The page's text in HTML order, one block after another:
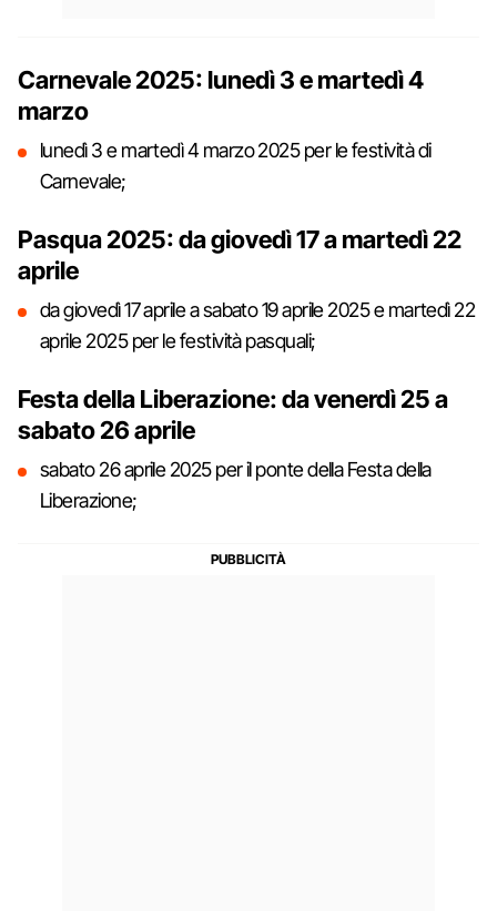
Carnevale 2025: lunedì 3 e martedì 4
marzo
lunedì 3 e martedì 4 marzo 2025 per le festività di
Carnevale;
Pasqua 2025: da giovedì 17 a martedì 22
aprile
da giovedì 17 aprile a sabato 19 aprile 2025 e martedì 22
aprile 2025 per le festività pasquali;
Festa della Liberazione: da venerdì 25 a
sabato 26 aprile
sabato 26 aprile 2025 per il ponte della Festa della
Liberazione;